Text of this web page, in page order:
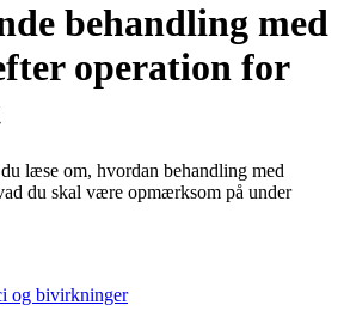
behandling med
operation for
læse om, hvordan behandling med
du skal være opmærksom på under
og bivirkninger